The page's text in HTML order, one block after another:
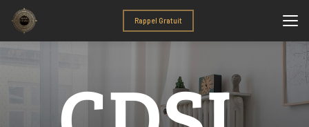
contenu
Rappel Gratuit